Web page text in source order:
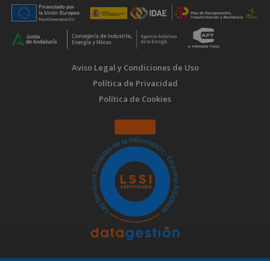
Aviso Legal y Condiciones de Uso
Política de Privacidad
Política de Cookies